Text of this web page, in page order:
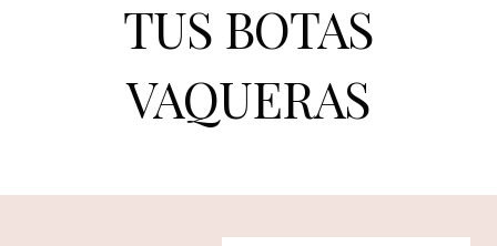
TUS BOTAS
VAQUERAS